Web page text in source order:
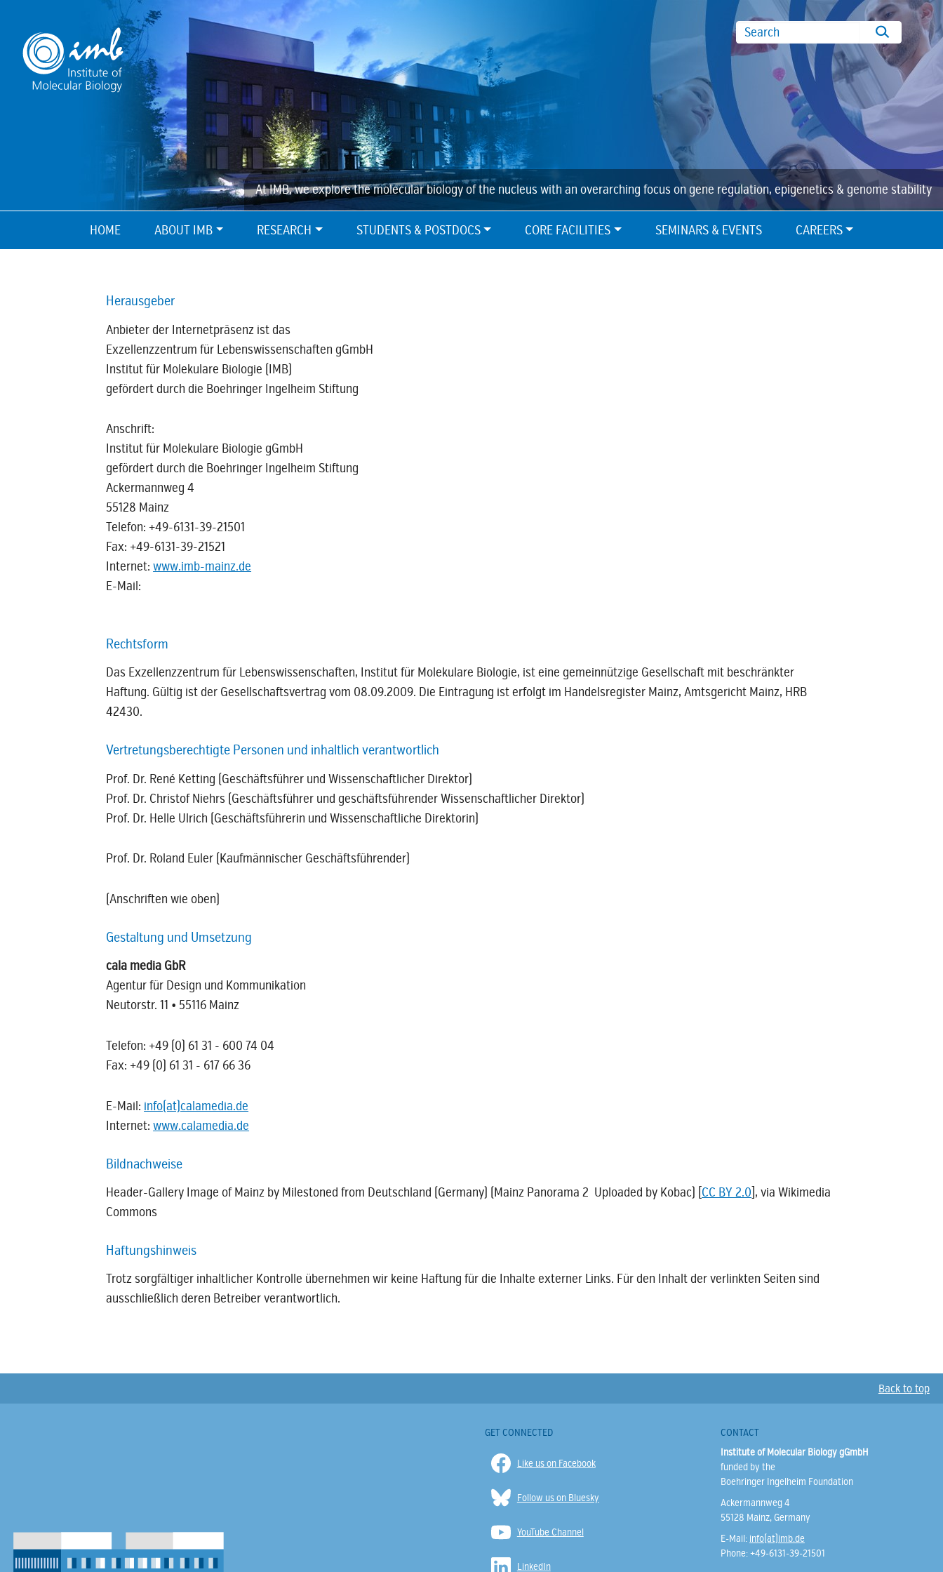
HOME ABOUT IMB RESEARCH STUDENTS & POSTDOCS CORE FACILITIES SEMINARS & EVENTS CAREERS
At IMB, we explore the molecular biology of the nucleus with an overarching focus on gene regulation, epigenetics & genome stability
Search
Herausgeber
Anbieter der Internetpräsenz ist das
Exzellenzzentrum für Lebenswissenschaften gGmbH
Institut für Molekulare Biologie (IMB)
gefördert durch die Boehringer Ingelheim Stiftung
Anschrift:
Institut für Molekulare Biologie gGmbH
gefördert durch die Boehringer Ingelheim Stiftung
Ackermannweg 4
55128 Mainz
Telefon: +49-6131-39-21501
Fax: +49-6131-39-21521
Internet:www.imb-mainz.de
E-Mail:
Rechtsform
Das Exzellenzzentrum für Lebenswissenschaften, Institut für Molekulare Biologie, ist eine gemeinnützige Gesellschaft mit beschränkter
Haftung. Gültig ist der Gesellschaftsvertrag vom 08.09.2009. Die Eintragung ist erfolgt im Handelsregister Mainz, Amtsgericht Mainz, HRB
42430.
Vertretungsberechtigte Personen und inhaltlich verantwortlich
Prof. Dr. René Ketting (Geschäftsführer und Wissenschaftlicher Direktor)
Prof. Dr. Christof Niehrs (Geschäftsführer und geschäftsführender Wissenschaftlicher Direktor)
Prof. Dr. Helle Ulrich (Geschäftsführerin und Wissenschaftliche Direktorin)
Prof. Dr. Roland Euler (Kaufmännischer Geschäftsführender)
(Anschriften wie oben)
Gestaltung und Umsetzung
cala media GbR
Agentur für Design und Kommunikation
Neutorstr. 11 • 55116 Mainz
Telefon: +49 (0) 61 31 - 600 74 04
Fax: +49 (0) 61 31 - 617 66 36
E-Mail: info(at)calamedia.de
Internet:www.calamedia.de
Bildnachweise
Header-Gallery Image of Mainz by Milestoned from Deutschland (Germany) (Mainz Panorama 2 Uploaded by Kobac) [ CC BY 2.0 ], via Wikimedia
Commons
Haftungshinweis
Trotz sorgfältiger inhaltlicher Kontrolle übernehmen wir keine Haftung für die Inhalte externer Links. Für den Inhalt der verlinkten Seiten sind
ausschließlich deren Betreiber verantwortlich.
Back to top
GET CONNECTED
Like us on Facebook
Follow us on Bluesky
YouTube Channel
LinkedIn
CONTACT
Institute of Molecular Biology gGmbH
funded by the
Boehringer Ingelheim Foundation
Ackermannweg 4
55128 Mainz, Germany
E-Mail: info(at)imb.de
Phone: +49-6131-39-21501